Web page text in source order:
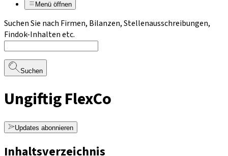
Menü öffnen
Suchen Sie nach Firmen, Bilanzen, Stellenausschreibungen,
Findok-Inhalten etc.
Suchen
Ungiftig FlexCo
Updates abonnieren
Inhaltsverzeichnis